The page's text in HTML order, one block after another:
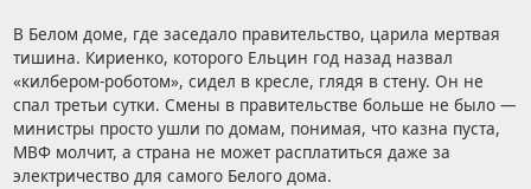
В Белом доме, где заседало правительство, царила мертвая
тишина. Кириенко, которого Ельцин год назад назвал
«килбером-роботом», сидел в кресле, глядя в стену. Он не
спал третьи сутки. Смены в правительстве больше не было —
министры просто ушли по домам, понимая, что казна пуста,
МВФ молчит, а страна не может расплатиться даже за
электричество для самого Белого дома.